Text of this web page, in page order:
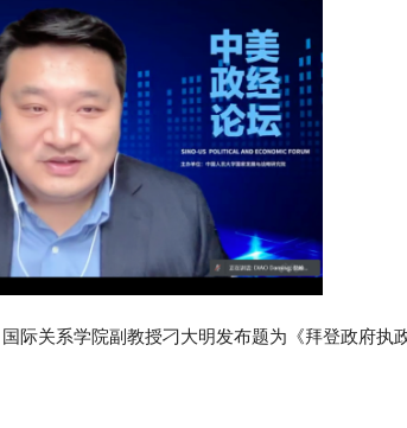
际关系学院副教授刁大明发布题为《拜登政府执